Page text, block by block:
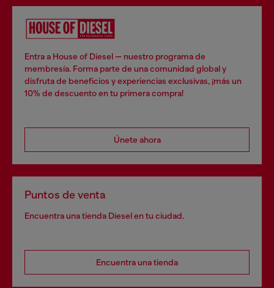
Entra a House of Diesel — nuestro programa de
membresía. Forma parte de una comunidad global y
disfruta de beneficios y experiencias exclusivas, ¡más un
10% de descuento en tu primera compra!
Únete ahora
Puntos de venta
Encuentra una tienda Diesel en tu ciudad.
Encuentra una tienda